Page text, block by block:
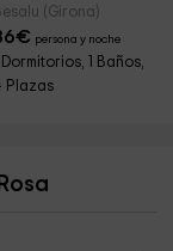
(Girona)
€ persona y noche
1 Dormitorios, 1 Baños,
Plazas